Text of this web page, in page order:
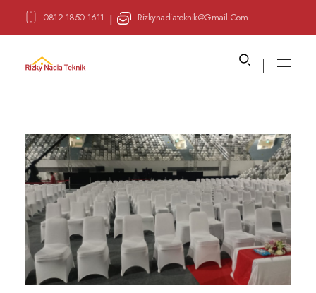
0812 1850 1611 | Rizkynadiateknik@gmail.com